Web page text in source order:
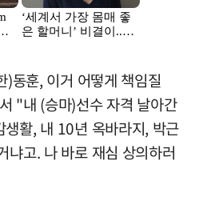
동훈, 이거 어떻게 책임질
"내 (승마)선수 자격 날아간
활, 내 10년 옥바라지, 박근
냐고. 나 바로 재심 상의하러